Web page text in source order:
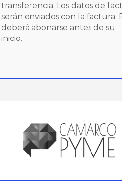
transferencia. Los datos de
serán enviados con la factura.
deberá abonarse antes de su
inicio.